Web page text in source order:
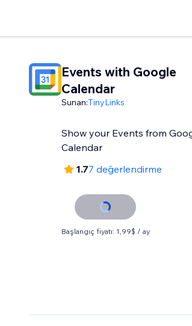
Events with Google
Calendar
Sunan:TinyLinks
Show your Events from
Calendar
1.77 değerlendirme
Başlangıç fiyatı: 1,99$ / ay